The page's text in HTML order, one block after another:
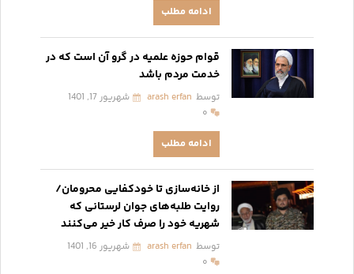
ادامه مطلب
قوام حوزه علمیه در گرو آن است که در
خدمت مردم باشد
توسط arash erfan
شهریور 17, 1401
۰
ادامه مطلب
از خانه‌سازی تا خودکفایی محرومان/
روایت طلبه‌های جوان لرستانی که
شهریه خود را صرف کار خیر می‌کنند
توسط arash erfan
شهریور 16, 1401
۰